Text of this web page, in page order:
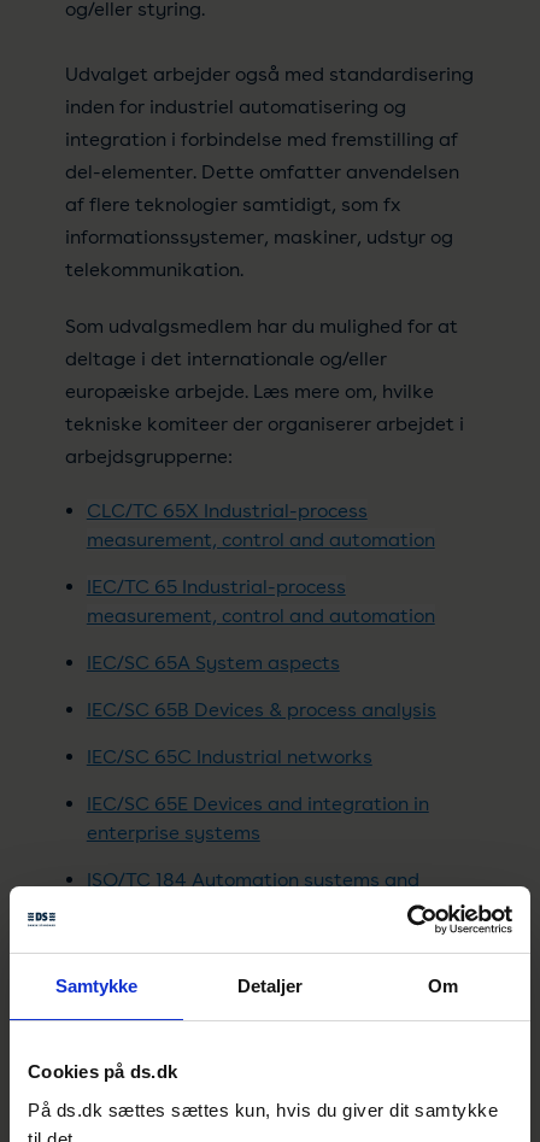
Samtykke Detaljer Om
Cookies på ds.dk
På ds.dk sættes sættes kun, hvis du giver dit samtykke
og/eller styring.
Udvalget arbejder også med standardisering
inden for industriel automatisering og
integration i forbindelse med fremstilling af
del-elementer. Dette omfatter anvendelsen
af flere teknologier samtidigt, som fx
informationssystemer, maskiner, udstyr og
telekommunikation.
Som udvalgsmedlem har du mulighed for at
deltage i det internationale og/eller
europæiske arbejde. Læs mere om, hvilke
tekniske komiteer der organiserer arbejdet i
arbejdsgrupperne:
CLC/TC 65X Industrial-process
measurement, control and automation
IEC/TC 65 Industrial-process
measurement, control and automation
IEC/SC 65A System aspects
IEC/SC 65B Devices & process analysis
IEC/SC 65C Industrial networks
IEC/SC 65E Devices and integration in
enterprise systems
ISO/TC 184 Automation systems and
ISO/TC 184/SC 5 Interoperability,
integration, and architectures for
enterprise systems and automation
CEN/TC 310 Advanced automation
technologies and their applications